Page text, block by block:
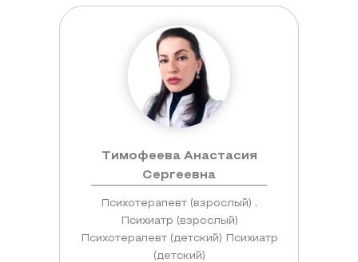
Тимофеева Анастасия
Сергеевна
Психотерапевт (взрослый) ,
Психиатр (взрослый)
Психотерапевт (детский) Психиатр
(детский)